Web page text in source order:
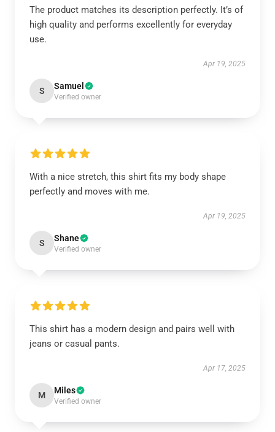
The product matches its description perfectly. It’s of
high quality and performs excellently for everyday
use.
Apr 19, 2025
S Samuel
Verified owner
With a nice stretch, this shirt fits my body shape
perfectly and moves with me.
Apr 19, 2025
S Shane
Verified owner
This shirt has a modern design and pairs well with
jeans or casual pants.
Apr 17, 2025
M Miles
Verified owner